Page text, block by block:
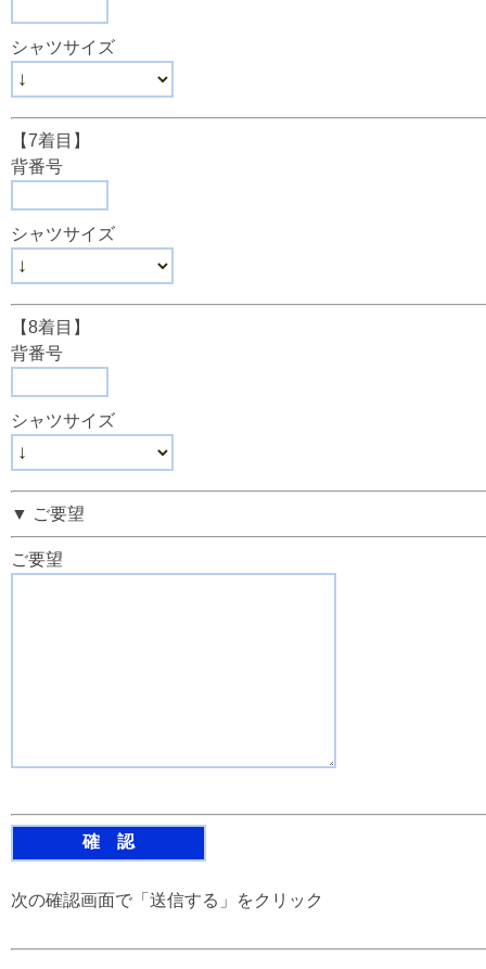
シャツサイズ
【7着目】
背番号
シャツサイズ
【8着目】
背番号
シャツサイズ
▼ ご要望
ご要望
次の確認画面で「送信する」をクリック